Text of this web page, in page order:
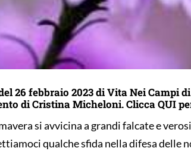
26 febbraio 2023 di Vita Nei Campi
di Cristina Micheloni. CliccaQUI
si avvicina a grandi falcate e
qualche sfida nella difesa delle